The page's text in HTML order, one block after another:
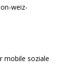
weiz-
mobile soziale